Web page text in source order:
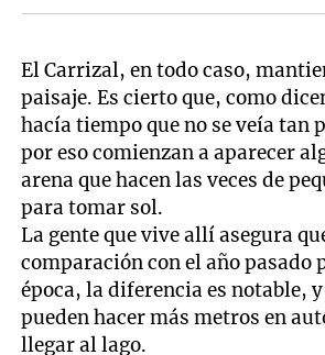
El Carrizal, en todo caso,
paisaje. Es cierto que, como
hacía tiempo que no se veía tan
por eso comienzan a aparecer
arena que hacen las veces de
para tomar sol.
La gente que vive allí asegura
comparación con el año pasado
época, la diferencia es notable, y
pueden hacer más metros en
llegar al lago.